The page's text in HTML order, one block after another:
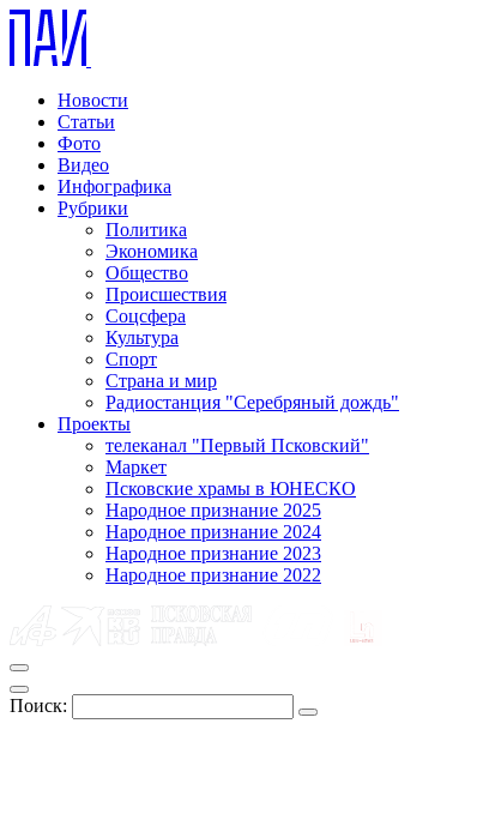
Новости
Статьи
Фото
Видео
Инфографика
Рубрики
Политика
Экономика
Общество
Происшествия
Соцсфера
Культура
Спорт
Страна и мир
Радиостанция "Серебряный дождь"
Проекты
телеканал "Первый Псковский"
Маркет
Псковские храмы в ЮНЕСКО
Народное признание 2025
Народное признание 2024
Народное признание 2023
Народное признание 2022
Поиск: